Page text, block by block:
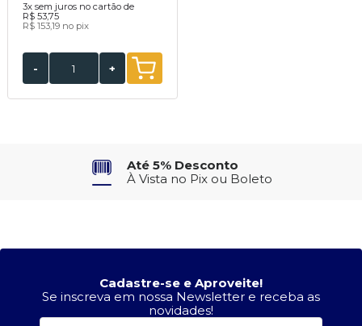
3x sem juros no cartão de
R$ 53,75
R$ 153,19 no pix
- +
Até 5% Desconto
À Vista no Pix ou Boleto
Cadastre-se e Aproveite!
Se inscreva em nossa Newsletter e receba as
novidades!